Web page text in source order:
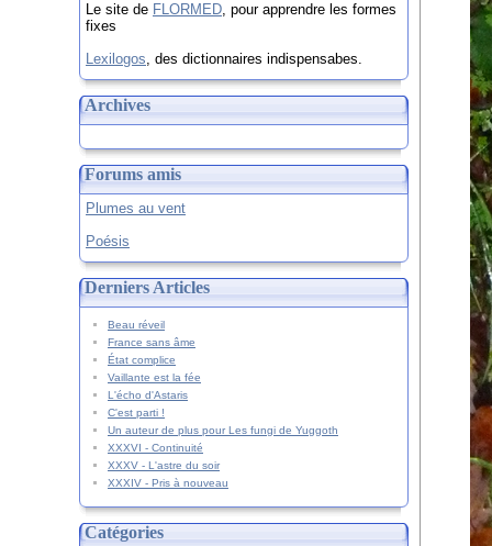
Le site de FLORMED, pour apprendre les formes
fixes
Lexilogos, des dictionnaires indispensabes.
Archives
Forums amis
Plumes au vent
Poésis
Derniers Articles
Beau réveil
France sans âme
État complice
Vaillante est la fée
L'écho d'Astaris
C'est parti !
Un auteur de plus pour Les fungi de Yuggoth
XXXVI - Continuité
XXXV - L'astre du soir
XXXIV - Pris à nouveau
Catégories